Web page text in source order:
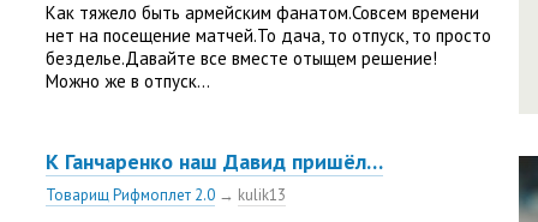
Как тяжело быть армейским фанатом.Совсем времени
нет на посещение матчей.То дача, то отпуск, то просто
безделье.Давайте все вместе отыщем решение!
Можно же в отпуск...
К Ганчаренко наш Давид пришёл…
Товарищ Рифмоплет 2.0 → kulik13